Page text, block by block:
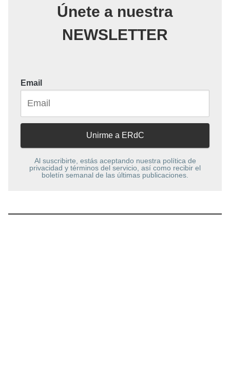
Únete a nuestra
NEWSLETTER
Email
Al suscribirte, estás aceptando nuestra política de
privacidad y términos del servicio, así como recibir el
boletín semanal de las últimas publicaciones.